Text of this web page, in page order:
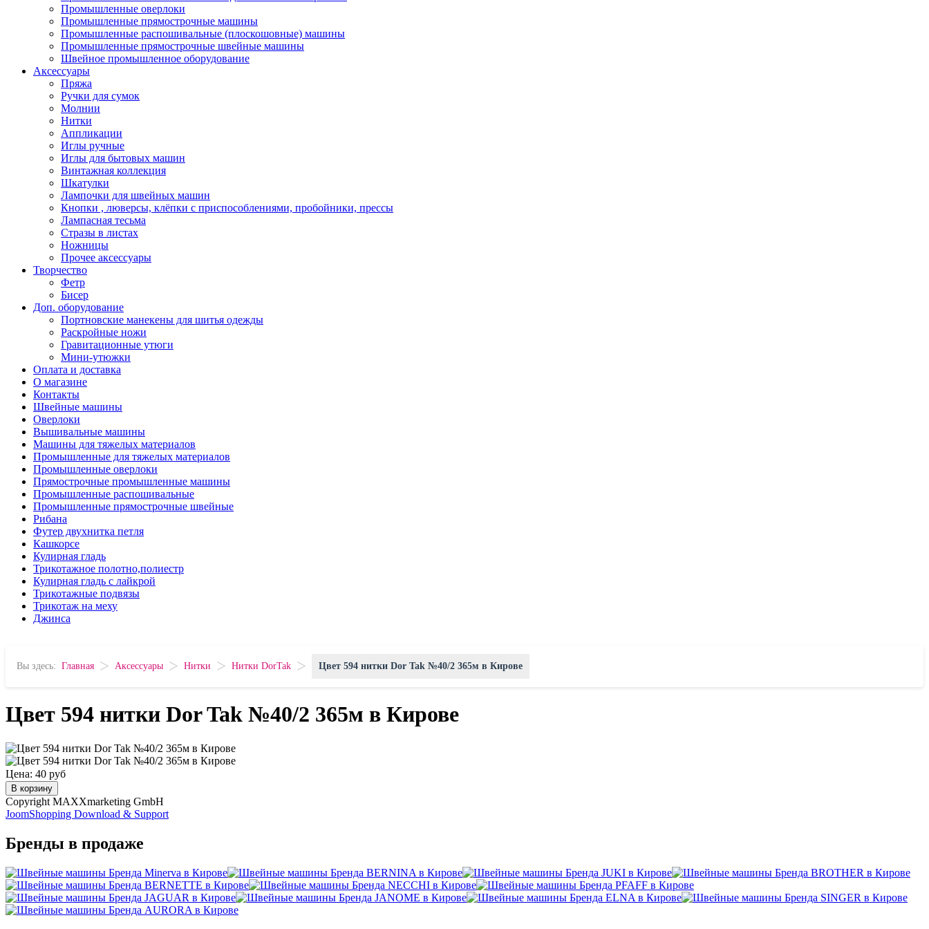
Промышленные оверлоки
Промышленные прямострочные машины
Промышленные распошивальные (плоскошовные) машины
Промышленные прямострочные швейные машины
Швейное промышленное оборудование
Аксессуары
Пряжа
Ручки для сумок
Молнии
Нитки
Аппликации
Иглы ручные
Иглы для бытовых машин
Винтажная коллекция
Шкатулки
Лампочки для швейных машин
Кнопки , люверсы, клёпки с приспособлениями, пробойники, прессы
Лампасная тесьма
Стразы в листах
Ножницы
Прочее аксессуары
Творчество
Фетр
Бисер
Доп. оборудование
Портновские манекены для шитья одежды
Раскройные ножи
Гравитационные утюги
Мини-утюжки
Оплата и доставка
О магазине
Контакты
Швейные машины
Оверлоки
Вышивальные машины
Машины для тяжелых материалов
Промышленные для тяжелых материалов
Промышленные оверлоки
Прямострочные промышленные машины
Промышленные распошивальные
Промышленные прямострочные швейные
Рибана
Футер двухнитка петля
Кашкорсе
Кулирная гладь
Трикотажное полотно,полиестр
Кулирная гладь с лайкрой
Трикотажные подвязы
Трикотаж на меху
Джинса
Вы здесь: Главная > Аксессуары > Нитки > Нитки DorTak > Цвет 594 нитки Dor Tak №40/2 365м в Кирове
Цвет 594 нитки Dor Tak №40/2 365м в Кирове
Цена: 40 руб
В корзину
Copyright MAXXmarketing GmbH
JoomShopping Download & Support
Бренды в продаже